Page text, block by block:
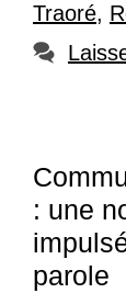
Traoré,
: une
parole